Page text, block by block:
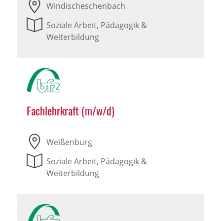
Windischeschenbach
Soziale Arbeit, Pädagogik &
Weiterbildung
Fachlehrkraft (m/w/d)
Weißenburg
Soziale Arbeit, Pädagogik &
Weiterbildung